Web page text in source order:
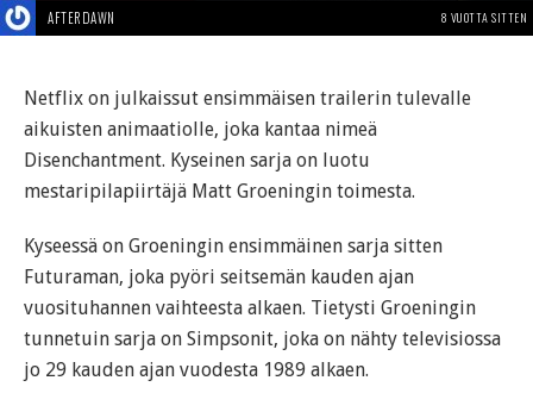
AFTERDAWN 8 VUOTTA SITTEN
Netflix on julkaissut ensimmäisen trailerin tulevalle
aikuisten animaatiolle, joka kantaa nimeä
Disenchantment. Kyseinen sarja on luotu
mestaripilapiirtäjä Matt Groeningin toimesta.
Kyseessä on Groeningin ensimmäinen sarja sitten
Futuraman, joka pyöri seitsemän kauden ajan
vuosituhannen vaihteesta alkaen. Tietysti Groeningin
tunnetuin sarja on Simpsonit, joka on nähty televisiossa
jo 29 kauden ajan vuodesta 1989 alkaen.